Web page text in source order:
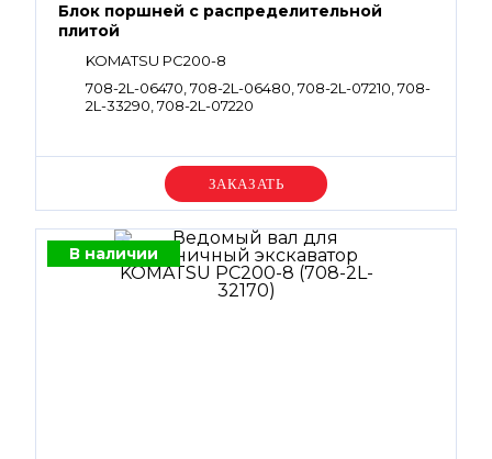
Блок поршней c распределительной
плитой
KOMATSU PC200-8
708-2L-06470, 708-2L-06480, 708-2L-07210, 708-
2L-33290, 708-2L-07220
Уточняйте цену
В наличии